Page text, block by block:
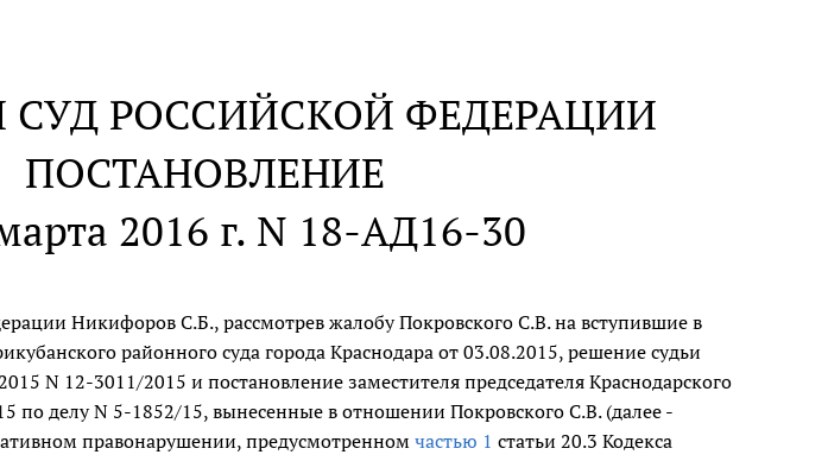
СУД РОССИЙСКОЙ ФЕДЕРАЦИИ
ПОСТАНОВЛЕНИЕ
2016 г. N 18-АД16-30
Никифоров С.Б., рассмотрев жалобу Покровского С.В. на вступившие в
районного суда города Краснодара от 03.08.2015, решение судьи
N 12-3011/2015 и постановление заместителя председателя Краснодарского
по делу N 5-1852/15, вынесенные в отношении Покровского С.В. (далее -
правонарушении, предусмотренном частью 1 статьи 20.3 Кодекса